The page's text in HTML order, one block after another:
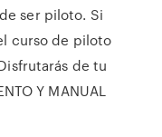
ser piloto. Si
curso de piloto
de tu
Y MANUAL